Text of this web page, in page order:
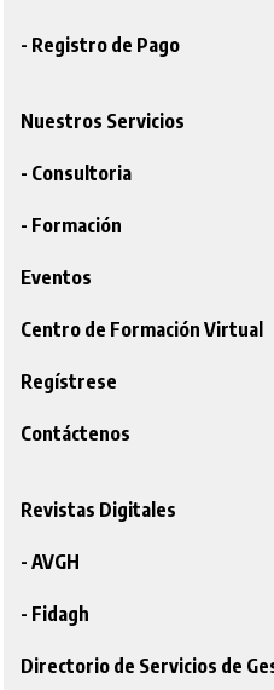
- Registro de Pago
Nuestros Servicios
- Consultoria
- Formación
Eventos
Centro de Formación Virtual
Regístrese
Contáctenos
Revistas Digitales
- AVGH
- Fidagh
Directorio de Servicios de